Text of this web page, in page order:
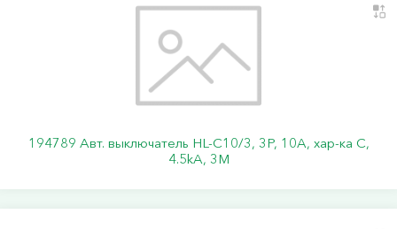
194789 Авт. выключатель HL-C10/3, 3P, 10A, хар-ка C,
4.5kA, 3M